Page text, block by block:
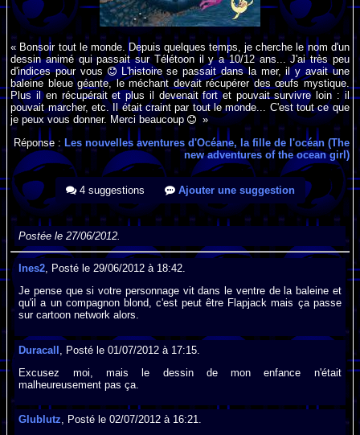
« Bonsoir tout le monde. Depuis quelques temps, je cherche le nom d'un
dessin animé qui passait sur Télétoon il y a 10/12 ans... J'ai très peu
d'indices pour vous
L'histoire se passait dans la mer, il y avait une
baleine bleue géante, le méchant devait récupérer des œufs mystique.
Plus il en récupérait et plus il devenait fort et pouvait survivre loin : il
pouvait marcher, etc. Il était craint par tout le monde... C'est tout ce que
je peux vous donner. Merci beaucoup
»
Réponse : Les nouvelles aventures d'Océane, la fille de l'océan (The
new adventures of the ocean girl)
4 suggestions Ajouter une suggestion
Postée le 27/06/2012.
Ines2 , Posté le 29/06/2012 à 18:42.
Je pense que si votre personnage vit dans le ventre de la baleine et
qu'il a un compagnon blond, c'est peut être Flapjack mais ça passe
sur cartoon network alors.
Duracall , Posté le 01/07/2012 à 17:15.
Excusez moi, mais le dessin de mon enfance n'était
malheureusement pas ça.
Glublutz, Posté le 02/07/2012 à 16:21.